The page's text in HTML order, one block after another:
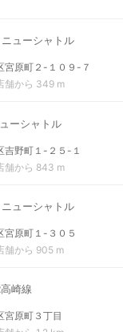
ニューシャトル
宮原町２-１０９-７
舗から 349 m
ーシャトル
吉野町１-２５-１
舗から 843 m
ニューシャトル
宮原町１-３０５
舗から 905 m
崎線
宮原町３丁目